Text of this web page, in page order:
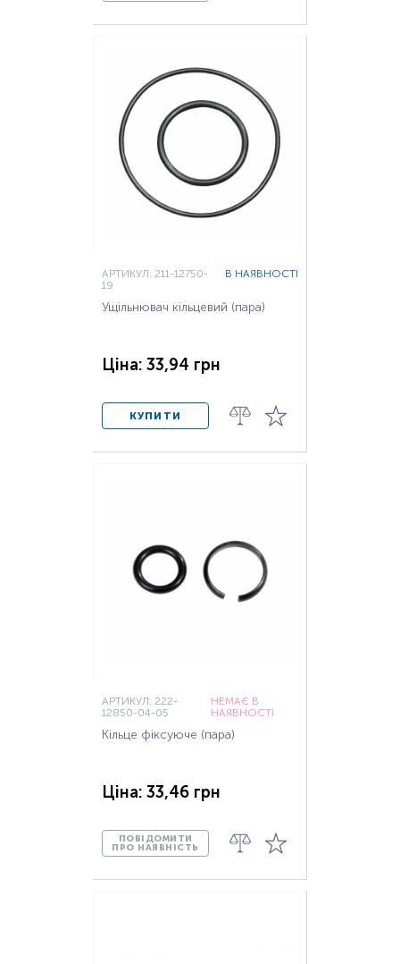
АРТИКУЛ: 211-12750-
19
В НАЯВНОСТІ
Ущільнювач кільцевий (пара)
Ціна: 33,94 грн
КУПИТИ
АРТИКУЛ: 222-
12850-04-05
НЕМАЄ В
НАЯВНОСТІ
Кільце фіксуюче (пара)
Ціна: 33,46 грн
ПОВІДОМИТИ
ПРО НАЯВНІСТЬ